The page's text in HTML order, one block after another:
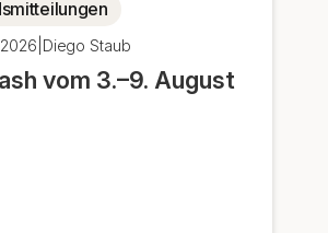
Diego Staub
vom 3.–9. August